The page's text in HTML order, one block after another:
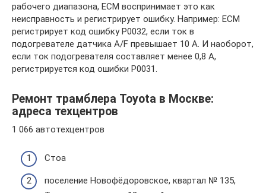
рабочего диапазона, ECM воспринимает это как
неисправность и регистрирует ошибку. Например: ECM
регистрирует код ошибку P0032, если ток в
подогревателе датчика A/F превышает 10 A. И наоборот,
если ток подогревателя составляет менее 0,8 A,
регистрируется код ошибки P0031.
Ремонт трамблера Toyota в Москве:
адреса техцентров
1 066 автотехцентров
Стоа
поселение Новофёдоровское, квартал № 135,